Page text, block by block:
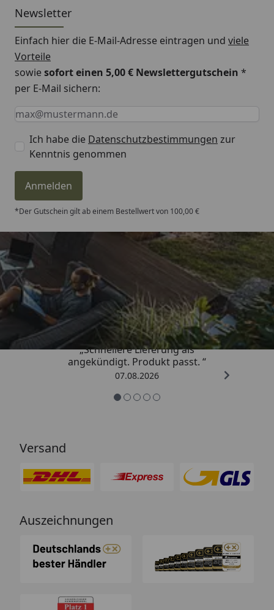
Newsletter
Einfach hier die E-Mail-Adresse eintragen und viele
Vorteile
sowiesofort einen 5,00 € Newslettergutschein *
per E-Mail sichern:
Keine Eingabe erforderlich
Eingabe erforderlich
E-Mail *
Ich habe die Datenschutzbestimmungen zur
Kenntnis genommen
Anmelden
*Der Gutschein gilt ab einem Bestellwert von 100,00 €
Trusted Shops
4,81/ 5
„Schnellere Lieferung als
angekündigt. Produkt passt. “
07.08.2026
Versand
Auszeichnungen